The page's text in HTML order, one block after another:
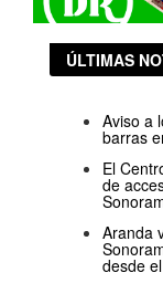
ÚLTIMAS
Aviso a
barras
El
de
Aranda
desde